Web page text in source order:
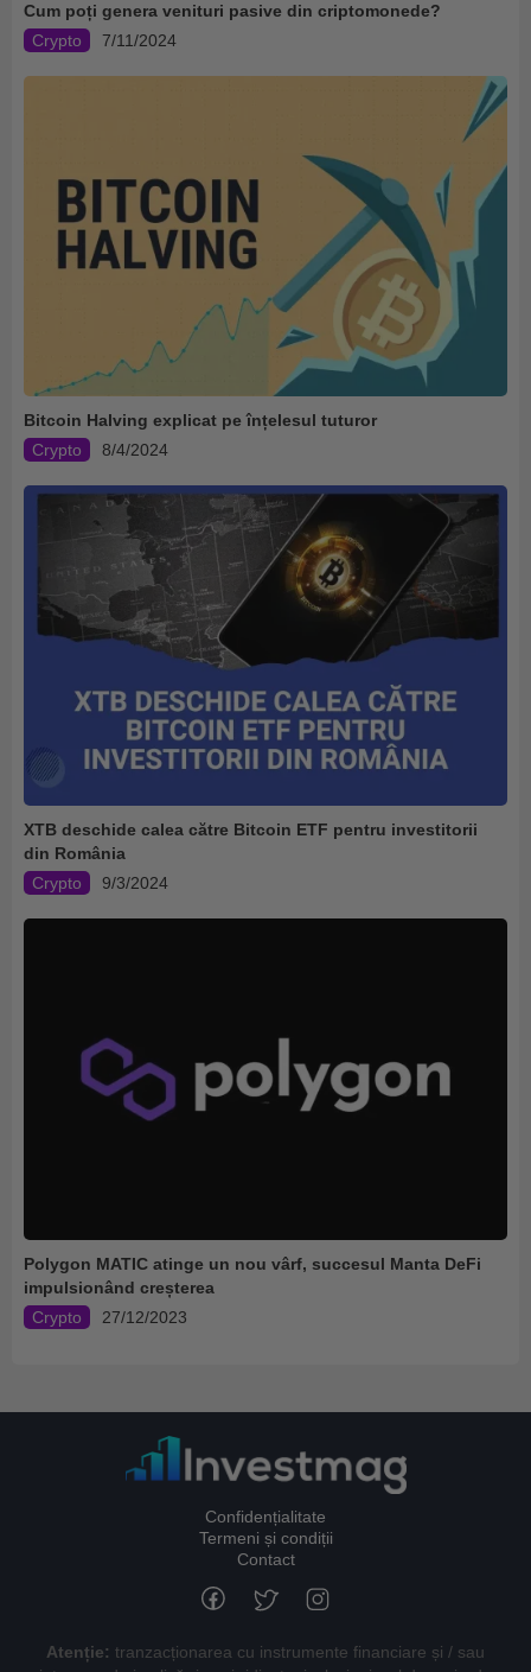
Cum poți genera venituri pasive din criptomonede?
Crypto
7/11/2024
Bitcoin Halving explicat pe înțelesul tuturor
Crypto
8/4/2024
XTB deschide calea către Bitcoin ETF pentru investitorii
din România
Crypto
9/3/2024
Polygon MATIC atinge un nou vârf, succesul Manta DeFi
impulsionând creșterea
Crypto
27/12/2023
Confidențialitate
Termeni și condiții
Contact
Atenție: tranzacționarea cu instrumente financiare și / sau